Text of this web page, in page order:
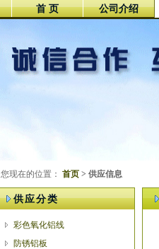
首 页 公司介绍
您现在的位置： 首页 > 供应信息
供应分类
彩色氧化铝线
防锈铝板